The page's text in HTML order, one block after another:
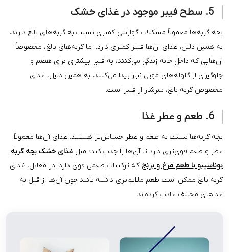
مشکلات گوارشی کمتری نسبت به گربه‌های بالغ دارند.
آن‌ها فیبر کمتری دارد. اما گربه‌های بالغ، مخصوصاً
زندگی می‌کنند، به فیبر بیشتری برای هضم و
مویی نیاز پیدا می‌کنند. به همین دلیل، غذای
سرشار از فیبر است.
به طعم و عطر حساس‌تر هستند. غذای آن‌ها معمولاً
دارد تا آن‌ها را جذب کند؛ مثلغذای خشک بچه گربه
مرغ و برنجکه ترکیبات طعمی قوی دارد. در مقابل، غذای
طعم ملایم‌تری داشته باشد چون آن‌ها از قبل به
کرده‌اند.